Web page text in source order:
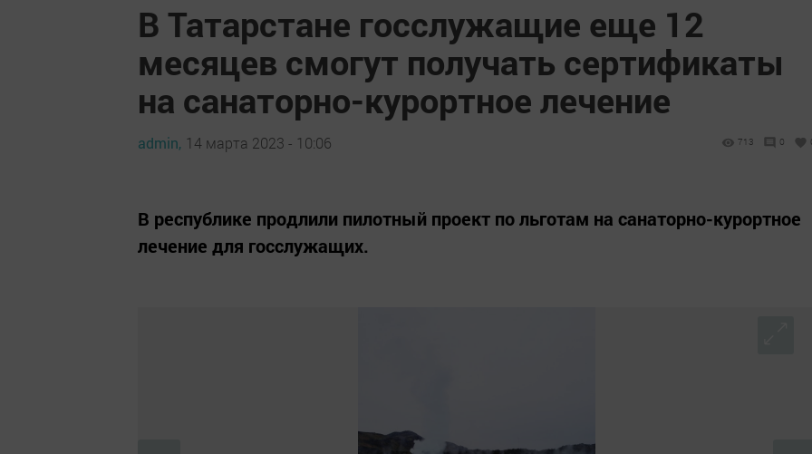
В Татарстане госслужащие еще 12
месяцев смогут получать сертификаты
на санаторно-курортное лечение
admin, 14 марта 2023 - 10:06 713 0
В республике продлили пилотный проект по льготам на санаторно-курортное
лечение для госслужащих.